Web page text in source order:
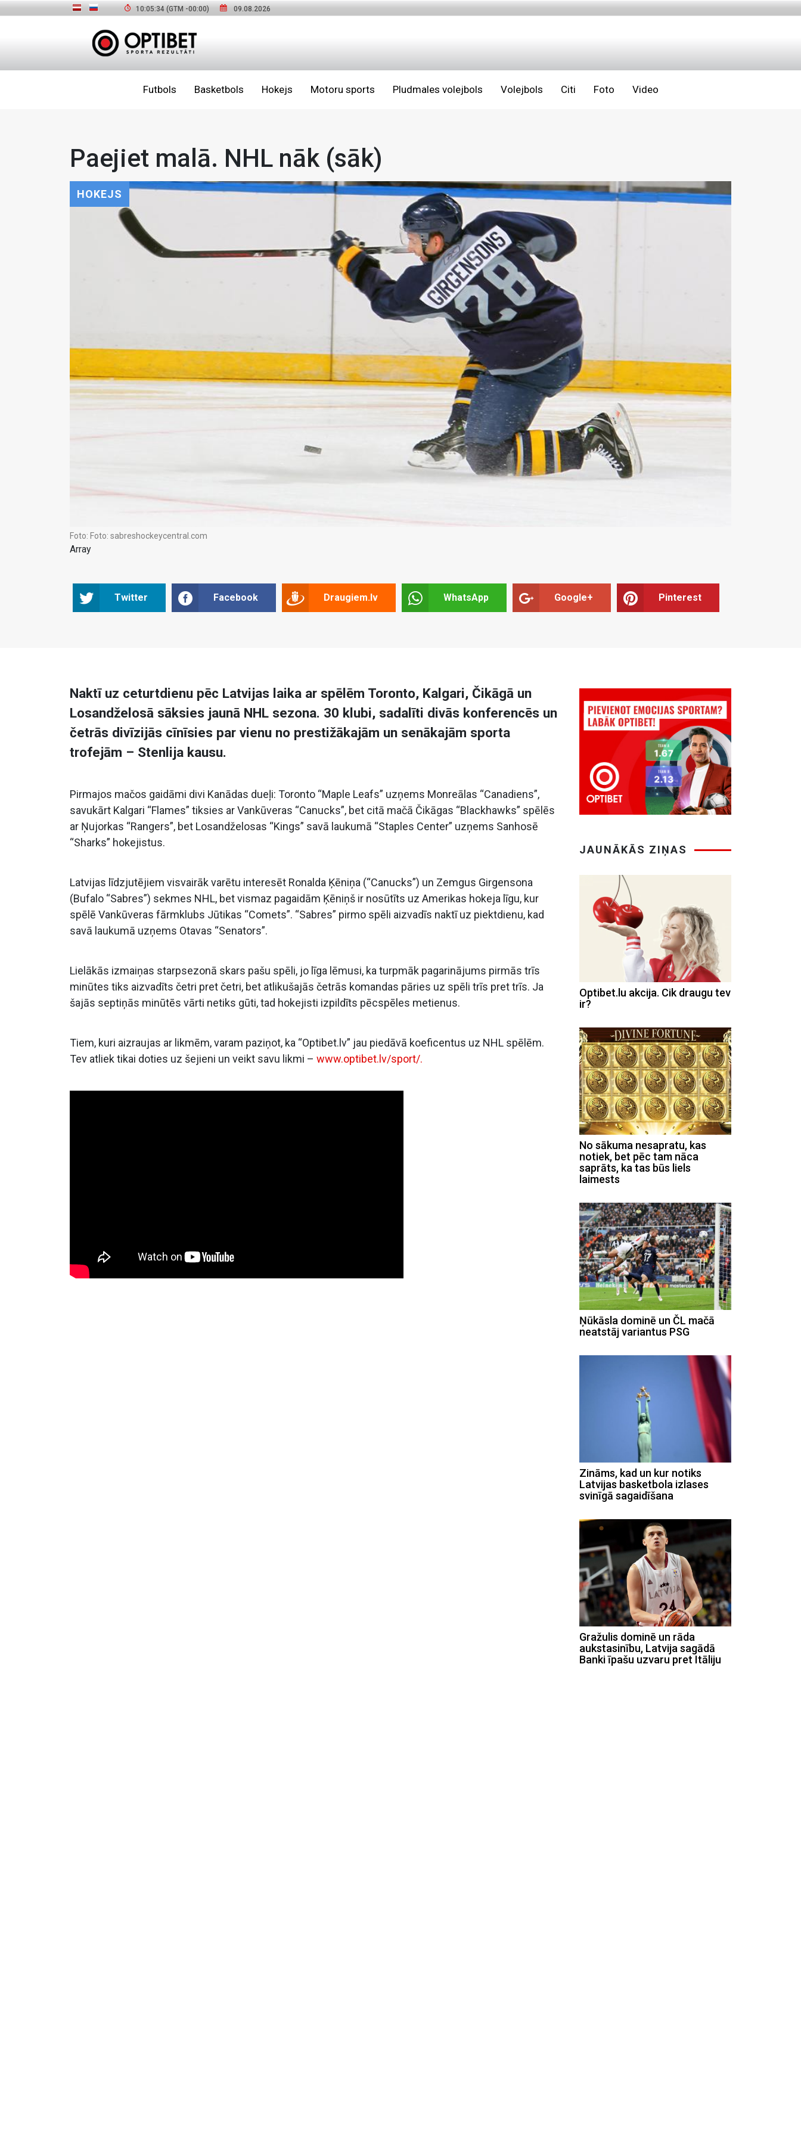
10:05:35 (GTM -00:00) 09.08.2026
Futbols Basketbols Hokejs Motoru sports Pludmales volejbols Volejbols Citi Foto Video
Paejiet malā. NHL nāk (sāk)
HOKEJS
Foto: Foto: sabreshockeycentral.com
Array
Twitter Facebook Draugiem.lv WhatsApp Google+ Pinterest
Naktī uz ceturtdienu pēc Latvijas laika ar spēlēm Toronto, Kalgari, Čikāgā un
Losandželosā sāksies jaunā NHL sezona. 30 klubi, sadalīti divās konferencēs un
četrās divīzijās cīnīsies par vienu no prestižākajām un senākajām sporta
trofejām – Stenlija kausu.
Pirmajos mačos gaidāmi divi Kanādas dueļi: Toronto “Maple Leafs” uzņems Monreālas “Canadiens”,
savukārt Kalgari “Flames” tiksies ar Vankūveras “Canucks”, bet citā mačā Čikāgas “Blackhawks” spēlēs
ar Ņujorkas “Rangers”, bet Losandželosas “Kings” savā laukumā “Staples Center” uzņems Sanhosē
“Sharks” hokejistus.
Latvijas līdzjutējiem visvairāk varētu interesēt Ronalda Ķēniņa (“Canucks”) un Zemgus Girgensona
(Bufalo “Sabres”) sekmes NHL, bet vismaz pagaidām Ķēniņš ir nosūtīts uz Amerikas hokeja līgu, kur
spēlē Vankūveras fārmklubs Jūtikas “Comets”. “Sabres” pirmo spēli aizvadīs naktī uz piektdienu, kad
savā laukumā uzņems Otavas “Senators”.
Lielākās izmaiņas starpsezonā skars pašu spēli, jo līga lēmusi, ka turpmāk pagarinājums pirmās trīs
minūtes tiks aizvadīts četri pret četri, bet atlikušajās četrās komandas pāries uz spēli trīs pret trīs. Ja
šajās septiņās minūtēs vārti netiks gūti, tad hokejisti izpildīts pēcspēles metienus.
Tiem, kuri aizraujas ar likmēm, varam paziņot, ka “Optibet.lv” jau piedāvā koeficentus uz NHL spēlēm.
Tev atliek tikai doties uz šejieni un veikt savu likmi – www.optibet.lv/sport/.
JAUNĀKĀS ZIŅAS
Optibet.lu akcija. Cik draugu tev
ir?
No sākuma nesapratu, kas
notiek, bet pēc tam nāca
saprāts, ka tas būs liels
laimests
Ņūkāsla dominē un ČL mačā
neatstāj variantus PSG
Zināms, kad un kur notiks
Latvijas basketbola izlases
svinīgā sagaidīšana
Gražulis dominē un rāda
aukstasinību, Latvija sagādā
Banki īpašu uzvaru pret Itāliju